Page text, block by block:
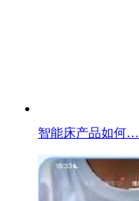
智能床产品如何…